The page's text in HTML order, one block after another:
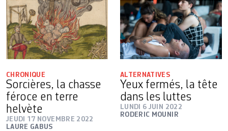
CHRONIQUE
Sorcières, la chasse
féroce en terre
helvète
JEUDI 17 NOVEMBRE 2022
LAURE GABUS
ALTERNATIVES
Yeux fermés, la tête
dans les luttes
LUNDI 6 JUIN 2022
RODERIC MOUNIR